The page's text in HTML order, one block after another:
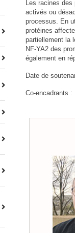
Les racines
activés ou
processus. En
protéines
partiellement la
NF-YA2 des
également en
Date de
Co-encadrants